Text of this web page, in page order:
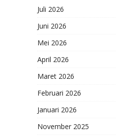
Juli 2026
Juni 2026
Mei 2026
April 2026
Maret 2026
Februari 2026
Januari 2026
November 2025